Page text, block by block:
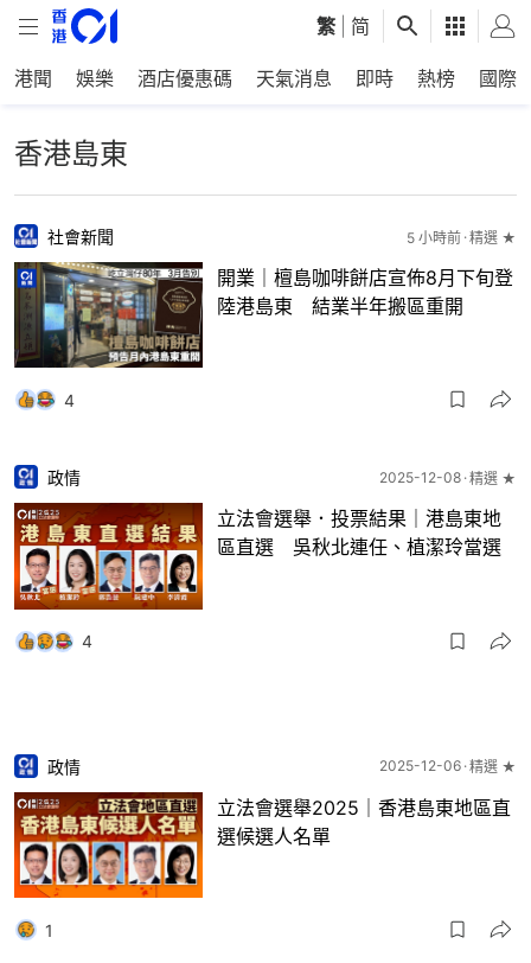
繁 简
港聞 娛樂 酒店優惠碼 天氣消息 即時 熱榜 國際
香港島東
社會新聞 5 小時前 精選 ★
開業｜檀島咖啡餅店宣佈8月下旬登
陸港島東 結業半年搬區重開
4
政情 2025-12-08 精選 ★
立法會選舉．投票結果｜港島東地
區直選 吳秋北連任、植潔玲當選
4
政情 2025-12-06 精選 ★
立法會選舉2025｜香港島東地區直
選候選人名單
1